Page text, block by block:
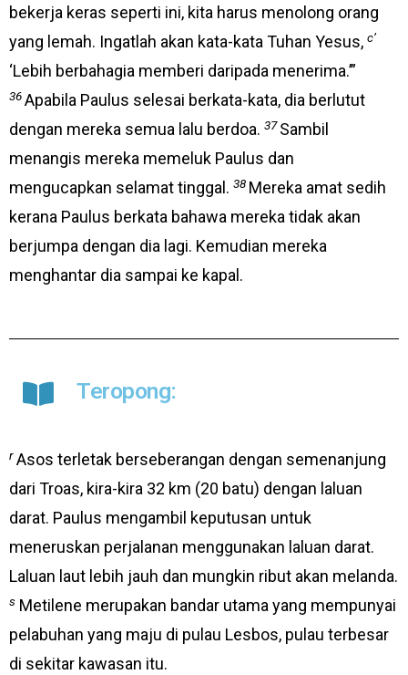
bekerja keras seperti ini, kita harus menolong orang
yang lemah. Ingatlah akan kata-kata Tuhan Yesus, c’
‘Lebih berbahagia memberi daripada menerima.’”
36Apabila Paulus selesai berkata-kata, dia berlutut
dengan mereka semua lalu berdoa. 37Sambil
menangis mereka memeluk Paulus dan
mengucapkan selamat tinggal. 38 Mereka amat sedih
kerana Paulus berkata bahawa mereka tidak akan
berjumpa dengan dia lagi. Kemudian mereka
menghantar dia sampai ke kapal.
Teropong:
rAsos terletak berseberangan dengan semenanjung
dari Troas, kira-kira 32 km (20 batu) dengan laluan
darat. Paulus mengambil keputusan untuk
meneruskan perjalanan menggunakan laluan darat.
Laluan laut lebih jauh dan mungkin ribut akan melanda.
s Metilene merupakan bandar utama yang mempunyai
pelabuhan yang maju di pulau Lesbos, pulau terbesar
di sekitar kawasan itu.